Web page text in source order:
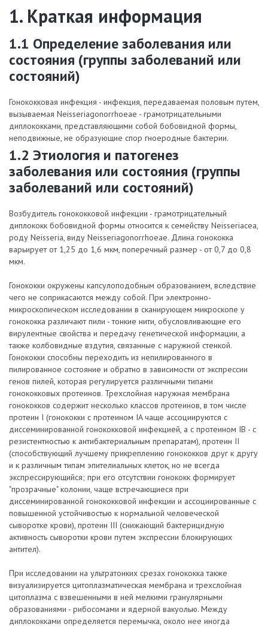
1. Краткая информация
1.1 Определение заболевания или
состояния (группы заболеваний или
состояний)
Гонококковая инфекция - инфекция, передаваемая половым путем,
вызываемая Neisseriagonorrhoeae - грамотрицательными
диплококками, представляющими собой бобовидной формы,
неподвижные, не образующие спор гноеродные бактерии.
1.2 Этиология и патогенез
заболевания или состояния (группы
заболеваний или состояний)
Возбудитель гонококковой инфекции - грамотрицательный
диплококк бобовидной формы относится к семейству Neisseriacea,
роду Neisseria, виду Neisseriagonorrhoeae. Длина гонококка
варьирует от 1,25 до 1,6 мкм, поперечный размер - от 0,7 до 0,8
мкм.
Гонококки окружены капсулоподобным образованием, вследствие
чего не соприкасаются между собой. При электронно-
микроскопическом исследовании в сканирующем микроскопе у
гонококка различают пили - тонкие нити, обусловливающие его
вирулентные свойства и передачу генетической информации, а
также колбовидные вздутия, связанные с наружной стенкой.
Гонококки способны переходить из непилированного в
пилированное состояние и обратно в зависимости от экспрессии
генов пилей, которая регулируется различными типами
гонококковых протеинов. Трехслойная наружная мембрана
гонококков содержит несколько классов протеинов, в том числе
протеин I (гонококки с протеином IA чаще ассоциируются с
диссеминированной гонококковой инфекцией, а с протеином IB - с
резистентностью к антибактериальным препаратам), протеин II
(способствующий лучшему прикреплению гонококков друг к другу
и к различным типам эпителиальных клеток, но не всегда
экспрессирующийся; при его отсутствии гонококк формирует
"прозрачные" колонии, чаще встречающиеся при
диссеминированной гонококковой инфекции и ассоциированные с
повышенной устойчивостью к нормальной человеческой
сыворотке крови), протеин III (снижающий бактерицидную
активность сыворотки крови путем экспрессии блокирующих
антител).
При исследовании на ультратонких срезах гонококка также
визуализируется цитоплазматическая мембрана и трехслойная
цитоплазма с взвешенными в ней мелкими гранулярными
образованиями - рибосомами и ядерной вакуолью. Между
диплококками определяется перемычка, около нее иногда